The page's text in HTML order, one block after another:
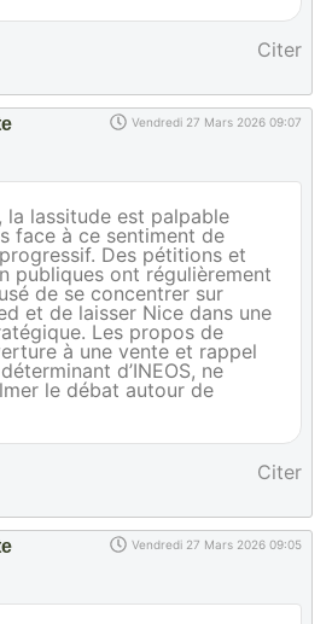
Citer
Vendredi 27 Mars 2026 09:07
lassitude est palpable
face à ce sentiment de
Des pétitions et
publiques ont régulièrement
de se concentrer sur
et de laisser Nice dans une
Les propos de
à une vente et rappel
d’INEOS, ne
le débat autour de
Citer
Vendredi 27 Mars 2026 09:05